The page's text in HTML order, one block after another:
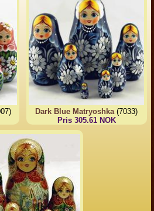
Dark Blue Matryoshka(7033)
Pris 305.61 NOK